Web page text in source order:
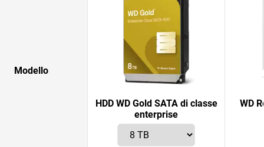
Modello
HDD WD Gold SATA di classe
enterprise
WD